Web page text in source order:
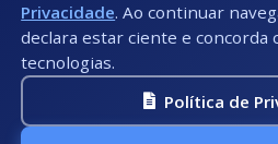
Todos Direitos
Privacidade. Ao continuar
declara estar ciente e concorda
tecnologias.
Política de